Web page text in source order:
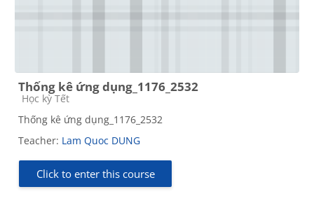
Thống kê ứng dụng_1176_2532
Course category
Học kỳ Tết
Thống kê ứng dụng_1176_2532
Teacher: Lam Quoc DUNG
Click to enter this course